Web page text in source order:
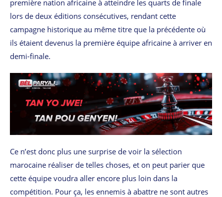
première nation africaine à atteindre les quarts de finale
lors de deux éditions consécutives, rendant cette
campagne historique au même titre que la précédente où
ils étaient devenus la première équipe africaine à arriver en
demi-finale.
Ce n’est donc plus une surprise de voir la sélection
marocaine réaliser de telles choses, et on peut parier que
cette équipe voudra aller encore plus loin dans la
compétition. Pour ça, les ennemis à abattre ne sont autres